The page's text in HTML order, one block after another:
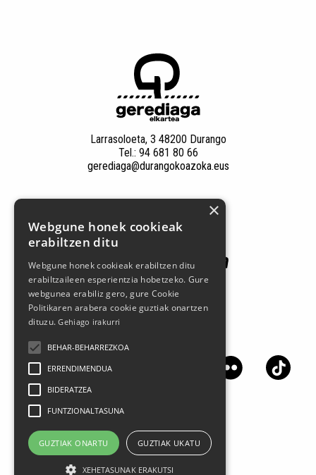
Larrasoloeta, 3 48200 Durango
Tel.: 94 681 80 66
gerediaga@durangokoazoka.eus
×
Webgune honek cookieak
erabiltzen ditu
Webgune honek cookieak erabiltzen ditu
erabiltzaileen esperientzia hobetzeko. Gure
webgunea erabiliz gero, gure Cookie
Politikaren arabera cookie guztiak onartzen
dituzu.Gehiago irakurri
BEHAR-BEHARREZKOA
ERRENDIMENDUA
BIDERATZEA
FUNTZIONALTASUNA
GUZTIAK ONARTU GUZTIAK UKATU
XEHETASUNAK ERAKUTSI